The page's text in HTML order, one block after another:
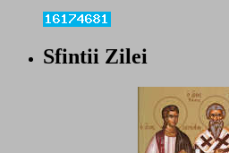
Sfintii Zilei